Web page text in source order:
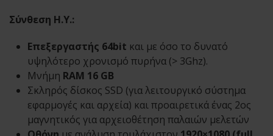
Σύνθεση Η.Υ.:
Επεξεργαστής 64bit και με όσο το δυνατό
υψηλότερο χρονισμό πυρήνα (> 3Ghz).
Μνήμη RAM 16 GB
Σκληρός δίσκος SSD (για λειτουργικό σύστημα
εφαρμογές και αρχεία) και προαιρετικά ένας 2ος
μαγνητικός για αρχειοθέτηση παλαιών μελετών